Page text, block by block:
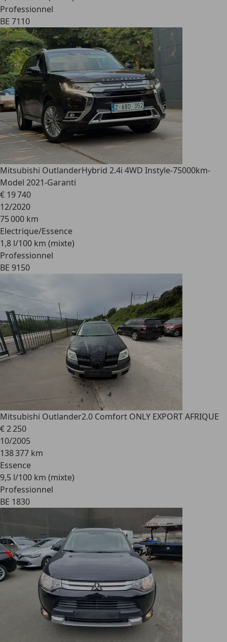
Professionnel
BE 7110
Mitsubishi OutlanderHybrid 2.4i 4WD Instyle-75000km-
Model 2021-Garanti
€ 19 740
12/2020
75 000 km
Electrique/Essence
1,8 l/100 km (mixte)
Professionnel
BE 9150
Mitsubishi Outlander2.0 Comfort ONLY EXPORT AFRIQUE
€ 2 250
10/2005
138 377 km
Essence
9,5 l/100 km (mixte)
Professionnel
BE 1830